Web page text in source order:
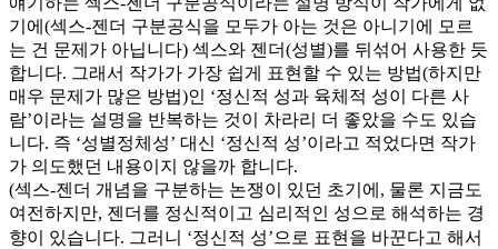
기에(섹스-젠더 구분공식을 모두가 아는 것은 아니기에 모르
는 건 문제가 아닙니다) 섹스와 젠더(성별)를 뒤섞어 사용한 듯
합니다. 그래서 작가가 가장 쉽게 표현할 수 있는 방법(하지만
매우 문제가 많은 방법)인 ‘정신적 성과 육체적 성이 다른 사
람’이라는 설명을 반복하는 것이 차라리 더 좋았을 수도 있습
니다. 즉 ‘성별정체성’ 대신 ‘정신적 성’이라고 적었다면 작가
가 의도했던 내용이지 않을까 합니다.
(섹스-젠더 개념을 구분하는 논쟁이 있던 초기에, 물론 지금도
여전하지만, 젠더를 정신적이고 심리적인 성으로 해석하는 경
향이 있습니다. 그러니 ‘정신적 성’으로 표현을 바꾼다고 해서